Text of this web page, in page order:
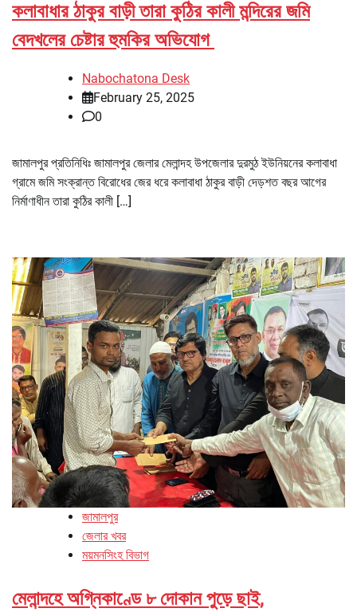
কলাবাধার ঠাকুর বাড়ী তারা কুঠির কালী মন্দিরের জমি
বেদখলের চেষ্টার হুমকির অভিযোগ
Nabochatona Desk
February 25, 2025
0
জামালপুর প্রতিনিধিঃ জামালপুর জেলার মেলান্দহ উপজেলার দুরমুঠ ইউনিয়নের কলাবাধা
গ্রামে জমি সংক্রান্ত বিরোধের জের ধরে কলাবাধা ঠাকুর বাড়ী দেড়শত বছর আগের
নির্মাণাধীন তারা কুঠির কালী […]
জামালপুর
জেলার খবর
ময়মনসিংহ বিভাগ
মেলান্দহে অগ্নিকাণ্ডে ৮ দোকান পুড়ে ছাই,